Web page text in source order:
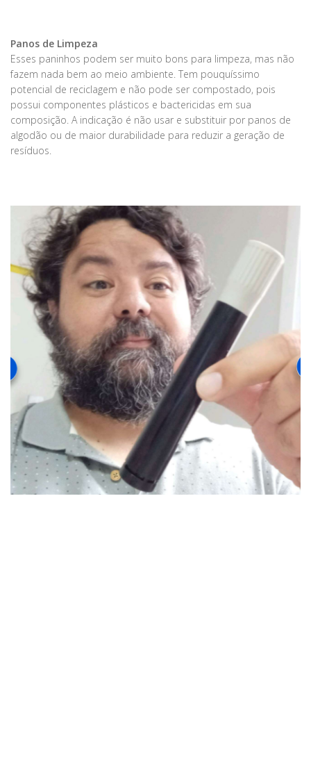
Panos de Limpeza
Esses paninhos podem ser muito bons para limpeza, mas não
fazem nada bem ao meio ambiente. Tem pouquíssimo
potencial de reciclagem e não pode ser compostado, pois
possui componentes plásticos e bactericidas em sua
composição. A indicação é não usar e substituir por panos de
algodão ou de maior durabilidade para reduzir a geração de
resíduos.